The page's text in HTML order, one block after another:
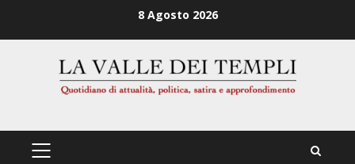
8 Agosto 2026
PRIMÄRES